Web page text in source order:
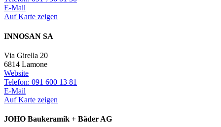
E-Mail
Auf Karte zeigen
INNOSAN SA
Via Girella 20
6814 Lamone
Website
Telefon: 091 600 13 81
E-Mail
Auf Karte zeigen
JOHO Baukeramik + Bäder AG